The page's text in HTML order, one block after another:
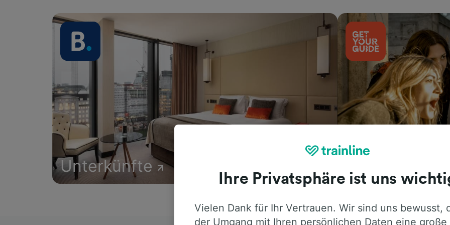
Unterkünfte
Ihre Privatsphäre ist uns
Vielen Dank für Ihr Vertrauen. Wir sind uns bewusst,
der Umgang mit Ihren persönlichen Daten eine große